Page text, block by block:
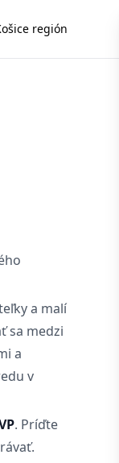
región
a malí
sa medzi
a
v
. Príďte